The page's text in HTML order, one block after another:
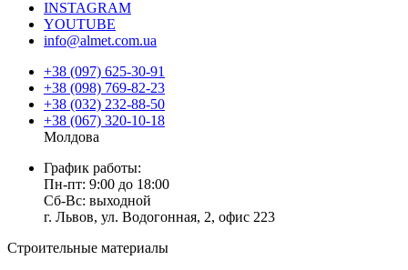
INSTAGRAM
YOUTUBE
info@almet.com.ua
+38 (097) 625-30-91
+38 (098) 769-82-23
+38 (032) 232-88-50
+38 (067) 320-10-18
Молдова
График работы:
Пн-пт: 9:00 до 18:00
Сб-Вс: выходной
г. Львов, ул. Водогонная, 2, офис 223
Строительные материалы